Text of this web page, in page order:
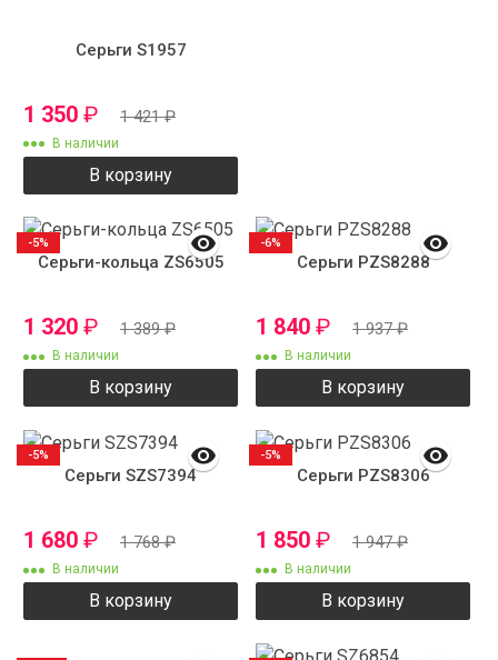
Серьги S1957
1 350 ₽ 1 421₽
В наличии
В корзину
Серьги-кольца ZS6505
1 320 ₽ 1 389₽
В наличии
В корзину
-5%
Серьги PZS8288
1 840 ₽ 1 937₽
В наличии
В корзину
-6%
Серьги SZS7394
1 680 ₽ 1 768₽
В наличии
В корзину
-5%
Серьги PZS8306
1 850 ₽ 1 947₽
В наличии
В корзину
-5%